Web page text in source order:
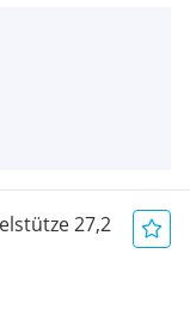
27,2